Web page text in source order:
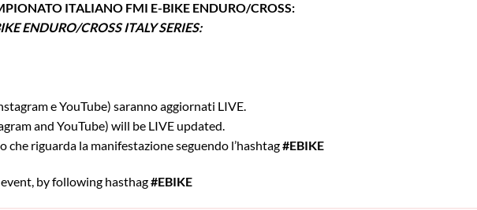
ITALIANO FMI E-BIKE ENDURO/CROSS:
ENDURO/CROSS ITALY SERIES:
e YouTube) saranno aggiornati LIVE.
and YouTube) will be LIVE updated.
riguarda la manifestazione seguendo l’hashtag#EBIKE
by following hasthag#EBIKE